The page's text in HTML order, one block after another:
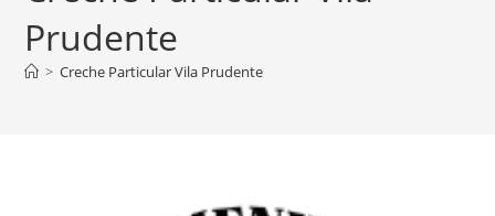
Prudente
> Creche Particular Vila Prudente